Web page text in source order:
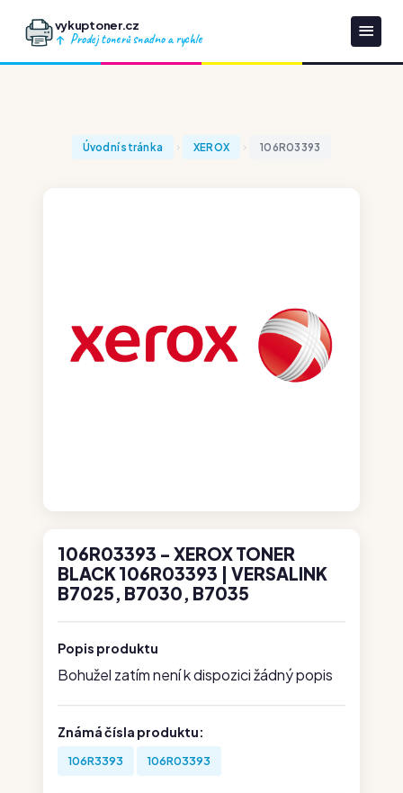
vykuptoner.cz
Prodej tonerů snadno a rychle
Úvodní stránka XEROX 106R03393
106R03393 - XEROX TONER
BLACK 106R03393 | VERSALINK
B7025, B7030, B7035
Popis produktu
Bohužel zatím není k dispozici žádný popis
Známá čísla produktu:
106R3393 106R03393